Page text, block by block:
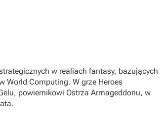
w realiach fantasy, bazujących
World Computing. W grze Heroes
powiernikowi Ostrza Armageddonu, w